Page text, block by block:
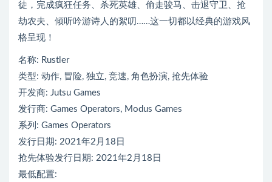
徒，完成疯狂任务、杀死英雄、偷走骏马、击退守卫、抢
劫农夫、倾听吟游诗人的絮叨……这一切都以经典的游戏风
格呈现！
名称: Rustler
类型: 动作, 冒险, 独立, 竞速, 角色扮演, 抢先体验
开发商: Jutsu Games
发行商: Games Operators, Modus Games
系列: Games Operators
发行日期: 2021年2月18日
抢先体验发行日期: 2021年2月18日
最低配置: